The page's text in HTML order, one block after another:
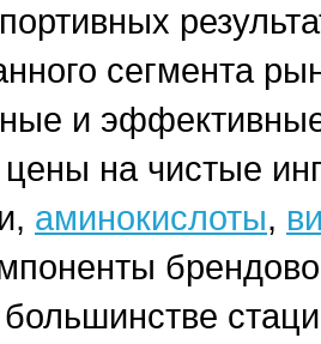
сегмента
и
на чистые
аминокислоты,